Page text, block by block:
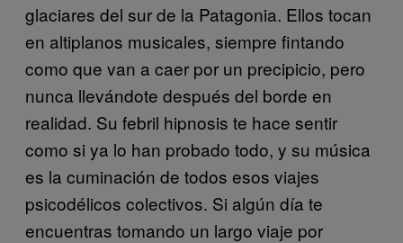
glaciares del sur de la Patagonia. Ellos tocan
en altiplanos musicales, siempre fintando
como que van a caer por un precipicio, pero
nunca llevándote después del borde en
realidad. Su febril hipnosis te hace sentir
como si ya lo han probado todo, y su música
es la cuminación de todos esos viajes
psicodélicos colectivos. Si algún día te
encuentras tomando un largo viaje por